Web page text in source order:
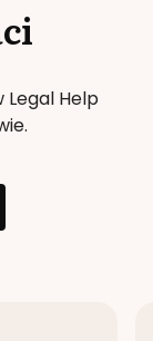
Legal Help